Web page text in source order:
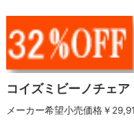
コイズミビーノチェ
メーカー希望小売価格￥